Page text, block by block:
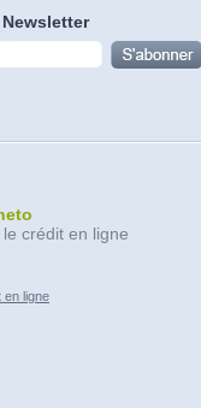
crédit en ligne
en ligne